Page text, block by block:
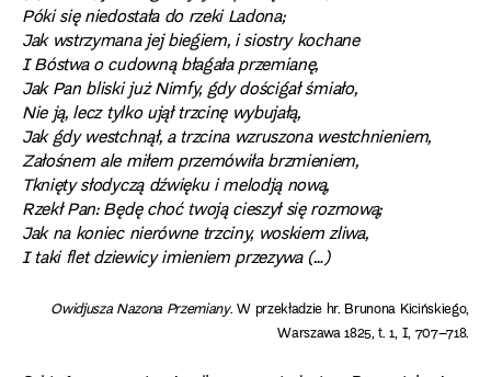
Póki się niedostała do rzeki Ladona;
Jak wstrzymana jej biegiem, i siostry kochane
I Bóstwa o cudowną błagała przemianę,
Jak Pan bliski już Nimfy, gdy dościgał śmiało,
Nie ją, lecz tylko ujął trzcinę wybujałą,
Jak gdy westchnął, a trzcina wzruszona westchnieniem,
Załośnem ale miłem przemówiła brzmieniem,
Tknięty słodyczą dźwięku i melodją nową,
Rzekł Pan: Będę choć twoją cieszył się rozmową;
Jak na koniec nierówne trzciny, woskiem zliwa,
I taki flet dziewicy imieniem przezywa (…)
Owidjusza Nazona Przemiany. W przekładzie hr. Brunona Kicińskiego,
Warszawa 1825, t. 1, I, 707–718.